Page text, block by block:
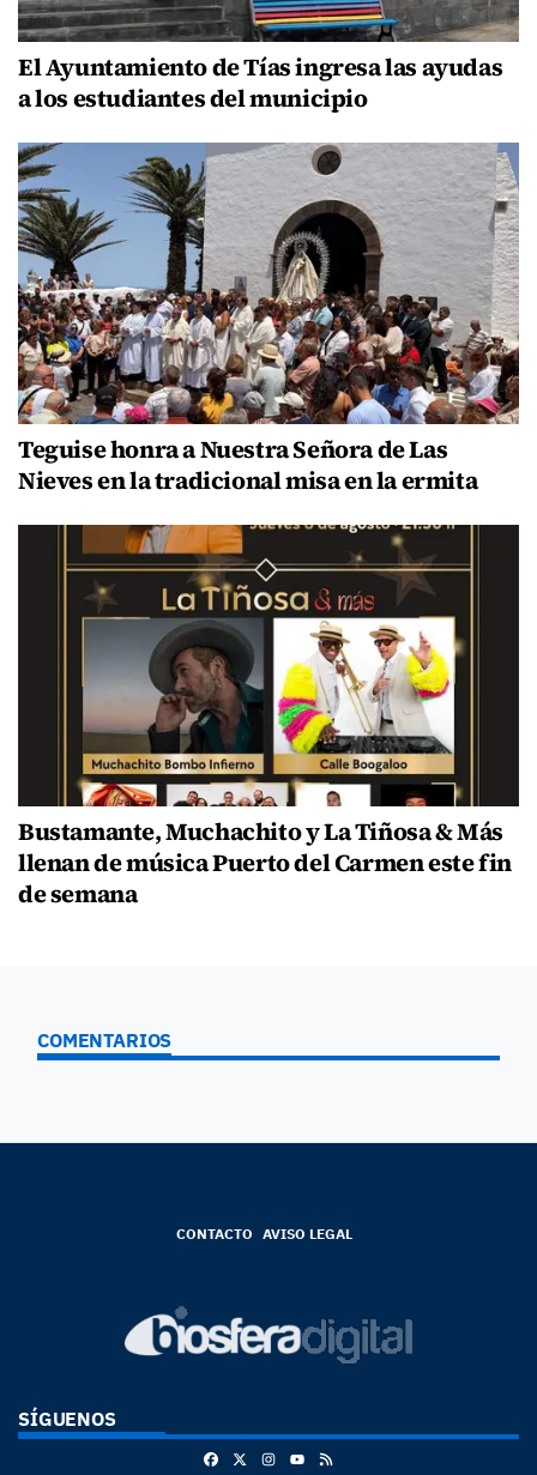
El Ayuntamiento de Tías ingresa las ayudas
a los estudiantes del municipio
Teguise honra a Nuestra Señora de Las
Nieves en la tradicional misa en la ermita
Bustamante, Muchachito y La Tiñosa & Más
llenan de música Puerto del Carmen este fin
de semana
COMENTARIOS
CONTACTO AVISO LEGAL
SÍGUENOS
FacebookInstagram